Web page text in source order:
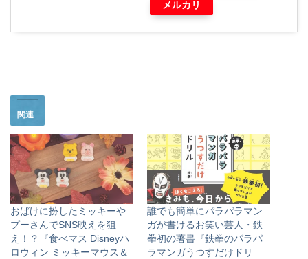
メルカリ
関連
おばけに扮したミッキーや
プーさんでSNS映えを狙
え！？『食べマス Disneyハ
ロウィン ミッキーマウス＆
誰でも簡単にパラパラマン
ガが書けるお笑い芸人・鉄
拳初の著書『鉄拳のパラパ
ラマンガうつすだけドリ